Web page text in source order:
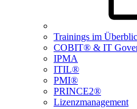
Trainings im
COBIT® & IT
IPMA
ITIL®
PMI®
PRINCE2®
Lizenzmanagement